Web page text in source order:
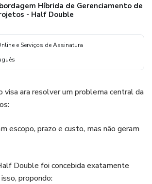
Híbrida de Gerenciamento de
- Half Double
e Serviços de Assinatura
visa ara resolver um problema central da
escopo, prazo e custo, mas não geram
Double foi concebida exatamente
propondo: